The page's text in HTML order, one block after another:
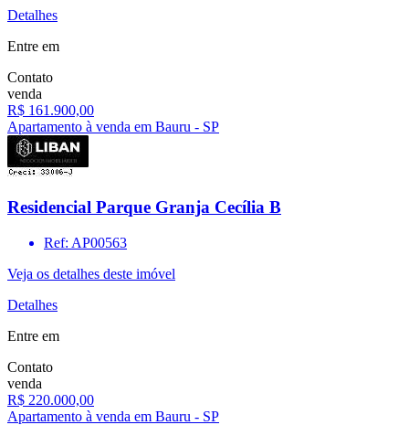
Detalhes
Entre em
Contato
venda
R$ 161.900,00
Apartamento à venda em Bauru - SP
Residencial Parque Granja Cecília B
Ref: AP00563
Veja os detalhes deste imóvel
Detalhes
Entre em
Contato
venda
R$ 220.000,00
Apartamento à venda em Bauru - SP